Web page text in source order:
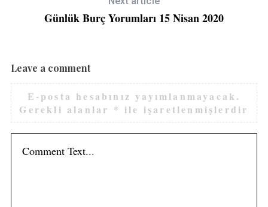
Günlük Burç Yorumları 15 Nisan 2020
Leave a comment
E-posta hesabınız yayımlanmayacak.
Gerekli alanlar * ile işaretlenmişlerdir